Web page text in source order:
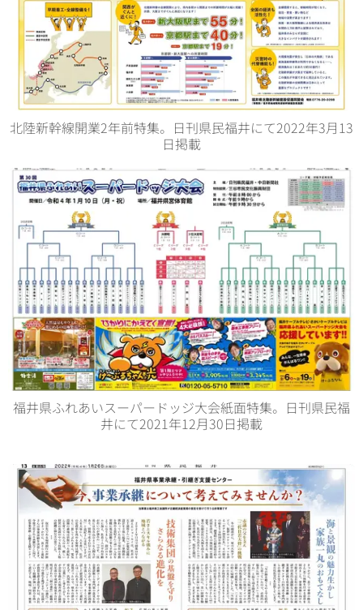
北陸新幹線開業2年前特集。日刊県民福井にて2022年3月13
日掲載
福井県ふれあいスーパードッジ大会紙面特集。日刊県民福
井にて2021年12月30日掲載